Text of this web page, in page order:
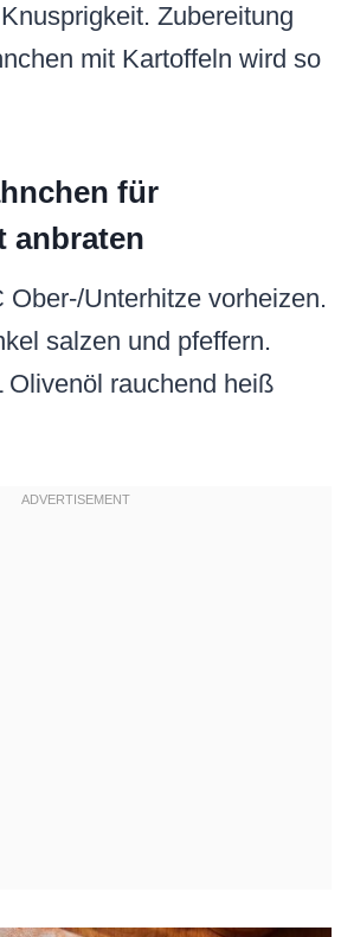
Zubereitung
mit Kartoffeln wird so
für
anbraten
Ober-/Unterhitze vorheizen.
salzen und pfeffern.
Olivenöl rauchend heiß